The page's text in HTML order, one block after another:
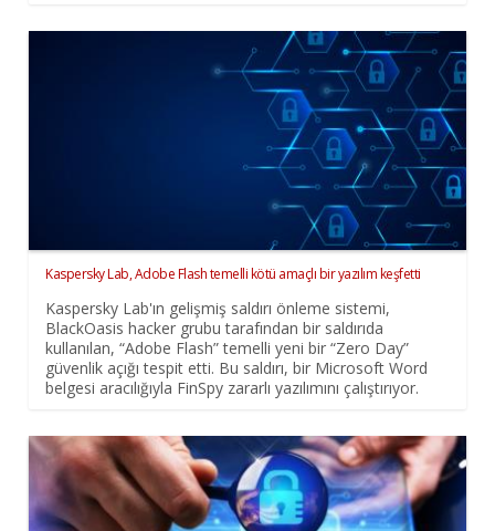
Kaspersky Lab, Adobe Flash temelli kötü amaçlı bir yazılım keşfetti
Kaspersky Lab'ın gelişmiş saldırı önleme sistemi,
BlackOasis hacker grubu tarafından bir saldırıda
kullanılan, “Adobe Flash” temelli yeni bir “Zero Day”
güvenlik açığı tespit etti. Bu saldırı, bir Microsoft Word
belgesi aracılığıyla FinSpy zararlı yazılımını çalıştırıyor.